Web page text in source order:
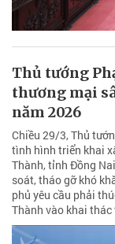
Thủ tướng
thương mại
năm 2026
Chiều 29/3, Thủ
tình hình triển khai
Thành, tỉnh Đồng
soát, tháo gỡ khó
phủ yêu cầu phải
Thành vào khai